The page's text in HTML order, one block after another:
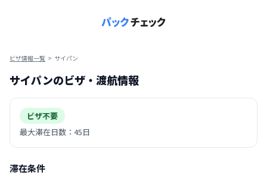
ビザ情報一覧 > サイパン
サイパンのビザ・渡航情報
ビザ不要
最大滞在日数： 45日
滞在条件